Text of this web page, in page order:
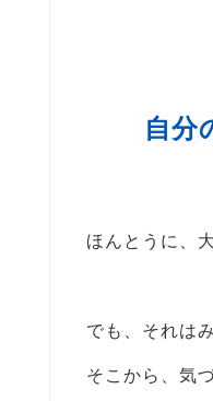
自分
ほんとうに、
でも、それは
そこから、気